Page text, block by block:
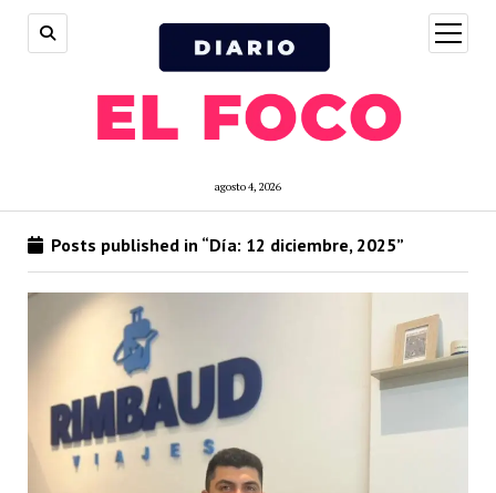
agosto 4, 2026
open
menu
Posts published in “Día: 12 diciembre, 2025”